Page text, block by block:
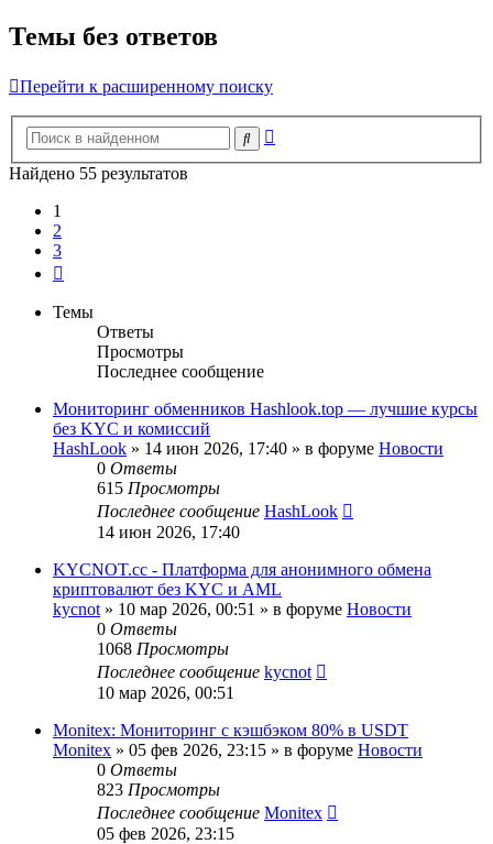
Темы без ответов
Перейти к расширенному поиску
Поиск
Найдено 55 результатов
1
2
3
Темы
Ответы
Просмотры
Последнее сообщение
Мониторинг обменников Hashlook.top — лучшие курсы
без KYC и комиссий
HashLook » 14 июн 2026, 17:40 » в форуме Новости
0 Ответы
615 Просмотры
Последнее сообщение HashLook
14 июн 2026, 17:40
KYCNOT.cc - Платформа для анонимного обмена
криптовалют без KYC и AML
kycnot » 10 мар 2026, 00:51 » в форуме Новости
0 Ответы
1068 Просмотры
Последнее сообщение kycnot
10 мар 2026, 00:51
Monitex: Мониторинг с кэшбэком 80% в USDT
Monitex » 05 фев 2026, 23:15 » в форуме Новости
0 Ответы
823 Просмотры
Последнее сообщение Monitex
05 фев 2026, 23:15